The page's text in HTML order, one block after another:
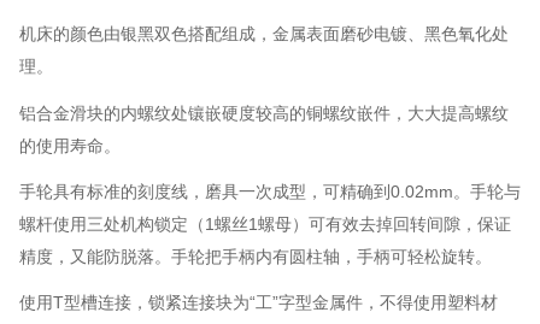
机床的颜色由银黑双色搭配组成，金属表面磨砂电镀、黑色氧化处
理。
铝合金滑块的内螺纹处镶嵌硬度较高的铜螺纹嵌件，大大提高螺纹
的使用寿命。
手轮具有标准的刻度线，磨具一次成型，可精确到0.02mm。手轮与
螺杆使用三处机构锁定（1螺丝1螺母）可有效去掉回转间隙，保证
精度，又能防脱落。手轮把手柄内有圆柱轴，手柄可轻松旋转。
使用T型槽连接，锁紧连接块为“工”字型金属件，不得使用塑料材